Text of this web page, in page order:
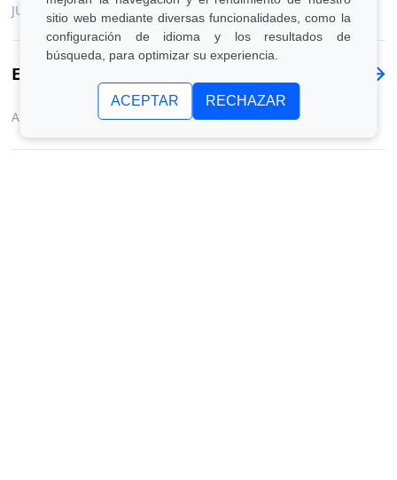
sitio web mediante diversas funcionalidades, como la
configuración de idioma y los resultados de
búsqueda, para optimizar su experiencia.
ACEPTAR RECHAZAR
JULIO 2022
Estrellas tecnológicas
ABRIL 2022